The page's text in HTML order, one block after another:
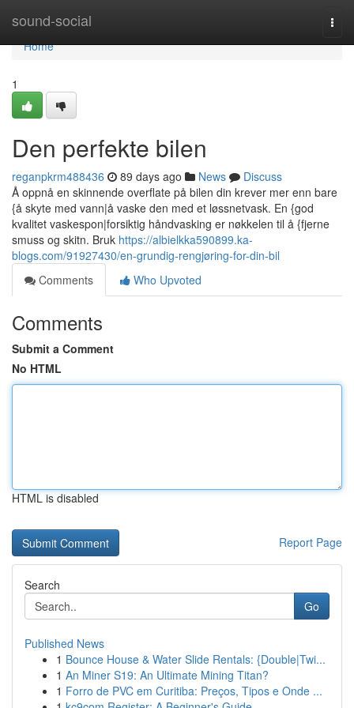
sound-social
Home
Home
1
Den perfekte bilen
reganpkrm488436 89 days ago News
Discuss
Å oppnå en skinnende overflate på bilen din krever mer enn bare
{å skyte med vann|å vaske den med et løssnetvask. En {god
kvalitet vaskespon|forsiktig håndvasking er nøkkelen til å {fjerne
smuss og skitn. Bruk https://albielkka590899.ka-
blogs.com/91927430/en-grundig-rengjøring-for-din-bil
Comments
Who Upvoted
Comments
Submit a Comment
No HTML
HTML is disabled
Report Page
Search
Go
Published News
1 Bounce House & Water Slide Rentals: {Double|Twi...
1 An Miner S19: An Ultimate Mining Titan?
1 Forro de PVC em Curitiba: Preços, Tipos e Onde ...